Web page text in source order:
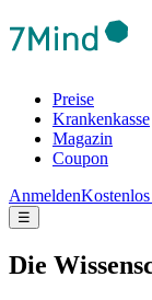
Preise
Krankenkasse
Magazin
Coupon
AnmeldenKostenlos
☰
Die